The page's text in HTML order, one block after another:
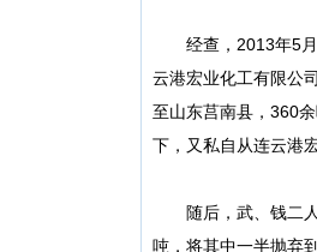
经查，2013年5月
云港宏业化工有限公
至山东莒南县，360
下，又私自从连云港
随后，武、钱二人
吨，将其中一半抛弃